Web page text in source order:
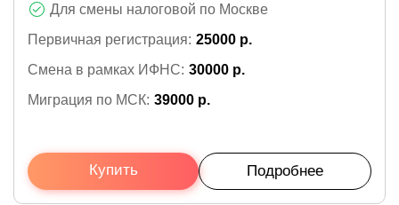
Для смены налоговой по Москве
Первичная регистрация: 25000 р.
Смена в рамках ИФНС: 30000 р.
Миграция по МСК: 39000 р.
Купить Подробнее